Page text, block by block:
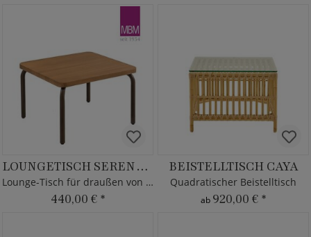
LOUNGETISCH SERENGETI
Lounge-Tisch für draußen von MBM
440,00 € *
BEISTELLTISCH CAYA
Quadratischer Beistelltisch
ab 920,00 € *